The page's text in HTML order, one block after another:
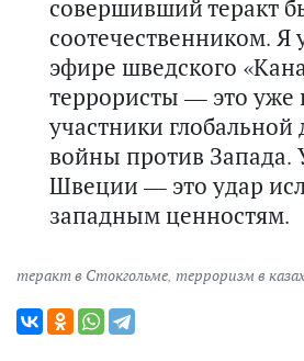
совершивший теракт
соотечественником. Я
эфире шведского
террористы — это уже
участники
войны против Запада.
Швеции — это удар
западным ценностям.
теракт в Стокгольме, терроризм в